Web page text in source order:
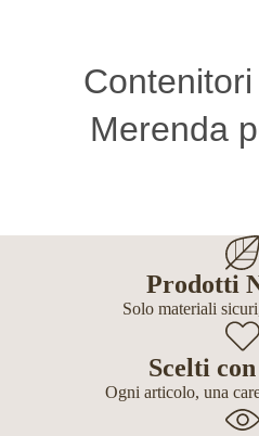
Merenda
Prodotti
Solo materiali
Scelti
Ogni articolo, una